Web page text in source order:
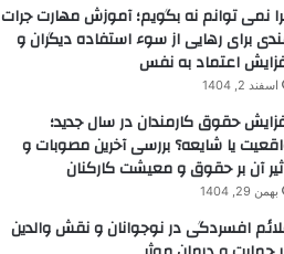
نمی توانم نه بگویم؛ آموزش مهارت جرات
برای رهایی از سوء استفاده دیگران و
اعتماد به نفس
اسفند 2, 1404
حقوق کارمندان در سال جدید؛
یا شایعه؟ بررسی آخرین مصوبات و
آن بر حقوق و معیشت کارکنان
بهمن 29, 1404
افسردگی در نوجوانان و نقش والدین